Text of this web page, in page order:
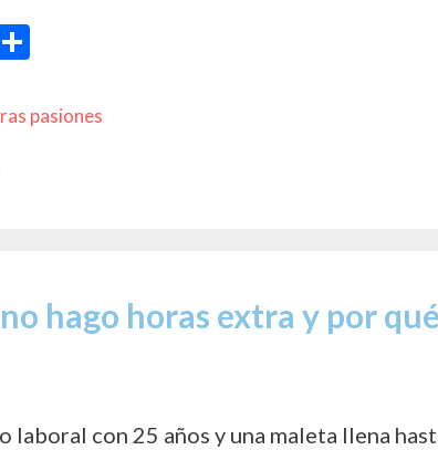
m
pasiones
hago horas extra y por
laboral con 25 años y una maleta llena